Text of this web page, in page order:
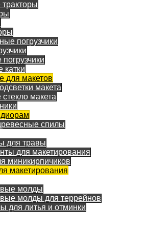
погрузчики
для макетов
макета
макета
спилы
для травы
для макетирования
миникирпичиков
макетирования
молды
молды для террейнов
для литья и отминки